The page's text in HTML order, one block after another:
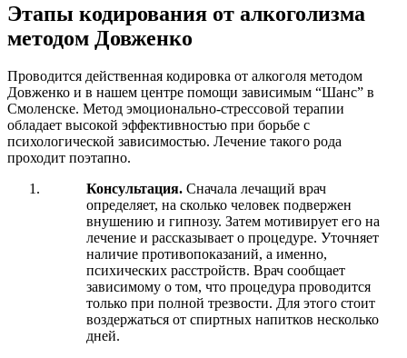
Этапы кодирования от алкоголизма
методом Довженко
Проводится действенная кодировка от алкоголя методом
Довженко и в нашем центре помощи зависимым “Шанс” в
Смоленске. Метод эмоционально-стрессовой терапии
обладает высокой эффективностью при борьбе с
психологической зависимостью. Лечение такого рода
проходит поэтапно.
Консультация.Сначала лечащий врач
определяет, на сколько человек подвержен
внушению и гипнозу. Затем мотивирует его на
лечение и рассказывает о процедуре. Уточняет
наличие противопоказаний, а именно,
психических расстройств. Врач сообщает
зависимому о том, что процедура проводится
только при полной трезвости. Для этого стоит
воздержаться от спиртных напитков несколько
дней.